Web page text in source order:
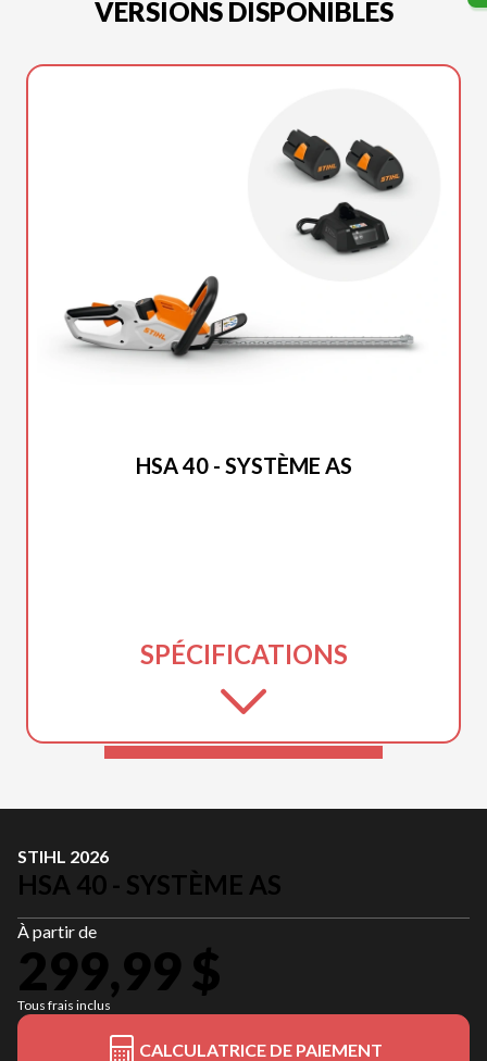
VERSIONS DISPONIBLES
HSA 40 - SYSTÈME AS
SPÉCIFICATIONS
STIHL 2026
HSA 40 - SYSTÈME AS
À partir de
299,99 $
Tous frais inclus
CALCULATRICE DE PAIEMENT